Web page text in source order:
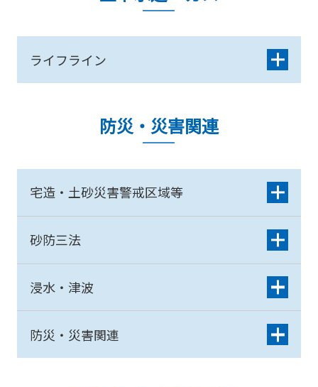
ライフライン
防災・災害関連
宅造・土砂災害警戒区域等
砂防三法
浸水・津波
防災・災害関連